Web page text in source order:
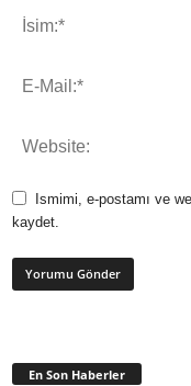
Ismimi, e-postamı ve
kaydet.
En Son Haberler